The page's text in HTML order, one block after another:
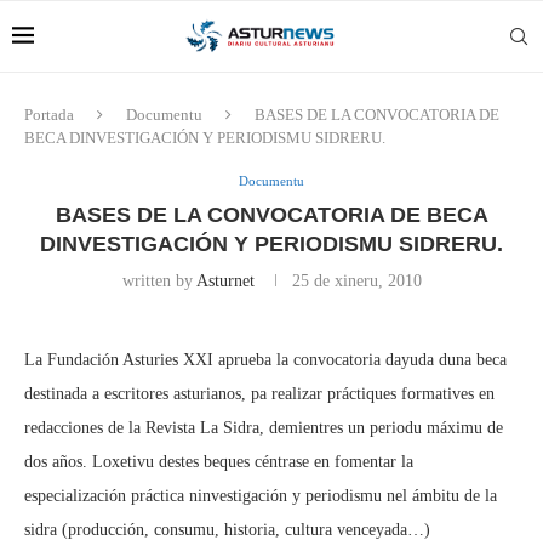
Portada Documentu
BASES DE LA CONVOCATORIA DE
BECA DINVESTIGACIÓN Y PERIODISMU SIDRERU.
Documentu
BASES DE LA CONVOCATORIA DE BECA
DINVESTIGACIÓN Y PERIODISMU SIDRERU.
written by Asturnet 25 de xineru, 2010
La Fundación Asturies XXI aprueba la convocatoria dayuda duna beca
destinada a escritores asturianos, pa realizar práctiques formatives en
redacciones de la Revista La Sidra, demientres un periodu máximu de
dos años. Loxetivu destes beques céntrase en fomentar la
especialización práctica ninvestigación y periodismu nel ámbitu de la
sidra (producción, consumu, historia, cultura venceyada…)